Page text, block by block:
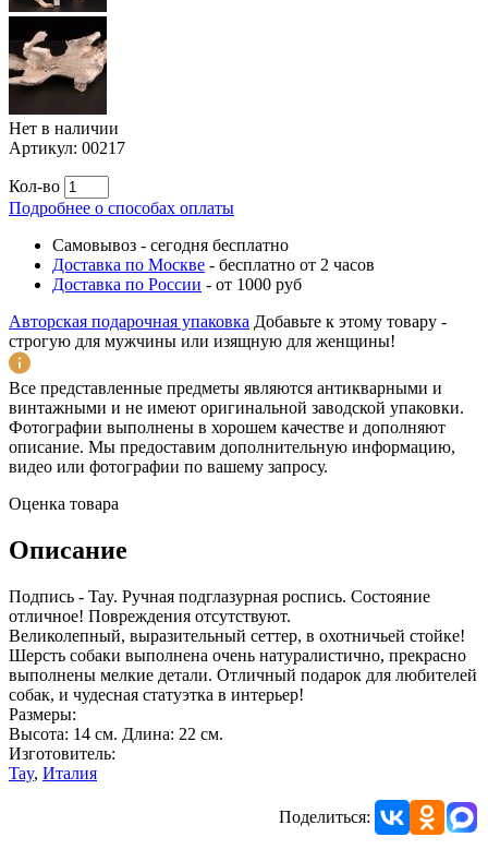
Нет в наличии
Артикул: 00217
Кол-во
Подробнее о способах оплаты
Самовывоз - сегодня бесплатно
Доставка по Москве - бесплатно от 2 часов
Доставка по России - от 1000 руб
Авторская подарочная упаковка Добавьте к этому товару -
строгую для мужчины или изящную для женщины!
Все представленные предметы являются антикварными и
винтажными и не имеют оригинальной заводской упаковки.
Фотографии выполнены в хорошем качестве и дополняют
описание. Мы предоставим дополнительную информацию,
видео или фотографии по вашему запросу.
Оценка товара
Описание
Подпись - Tay. Ручная подглазурная роспись. Состояние
отличное! Повреждения отсутствуют.
Великолепный, выразительный сеттер, в охотничьей стойке!
Шерсть собаки выполнена очень натуралистично, прекрасно
выполнены мелкие детали. Отличный подарок для любителей
собак, и чудесная статуэтка в интерьер!
Размеры:
Высота: 14 см. Длина: 22 см.
Изготовитель:
Tay, Италия
Поделиться: